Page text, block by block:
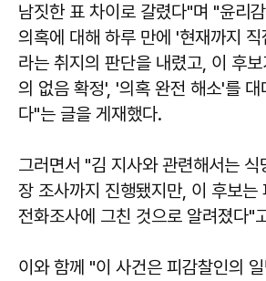
남짓한 표 차이로 갈렸다"며 "윤리
의혹에 대해 하루 만에 '현재까지 직
라는 취지의 판단을 내렸고, 이 후
의 없음 확정', '의혹 완전 해소'를 대
다"는 글을 게재했다.
그러면서 "김 지사와 관련해서는 식
장 조사까지 진행됐지만, 이 후보는
전화조사에 그친 것으로 알려졌다"
이와 함께 "이 사건은 피감찰인의